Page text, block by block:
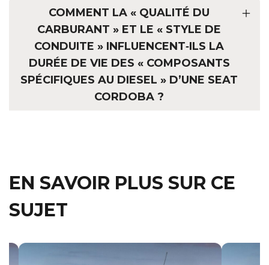
COMMENT LA « QUALITÉ DU
CARBURANT » ET LE « STYLE DE
CONDUITE » INFLUENCENT‑ILS LA
DURÉE DE VIE DES « COMPOSANTS
SPÉCIFIQUES AU DIESEL » D’UNE SEAT
CORDOBA ?
EN SAVOIR PLUS SUR CE
SUJET